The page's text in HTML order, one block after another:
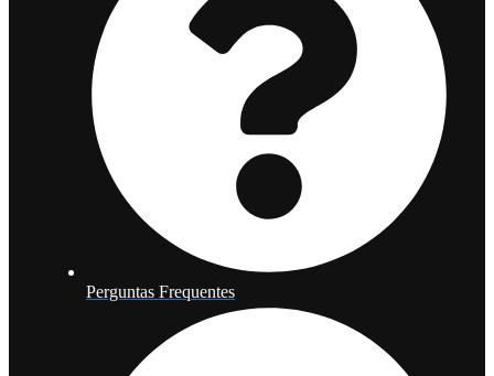
Perguntas Frequentes